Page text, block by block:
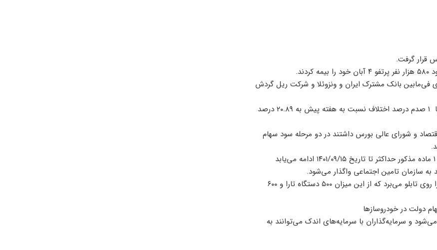
فی‌مابین بانک مشترک ایران و ونزوئلا و شرکت ریل گردش
۴- طبق آمار بانک مرکزی، میانگین وزنی نرخ بهره بین بانکی در هفته جاری با ۱ صدم درصد اختلاف نسبت به هفته پیش به ۲۰.۸۹ درصد
و شورای عالی بورس داشتند در دو مرحله سود سهام
۸- ۸ آذر درمجموع ۱۱۰۰ دستگاه تارا دستی و اتوماتیک و پژو ۲۰۷ اتوماتیک را روی تابلو می‌برد که از این میزان ۵۰۰ دستگاه تارا و ۶۰۰
و سرمایه‌گذاران با سرمایه‌های اندک می‌توانند به